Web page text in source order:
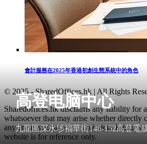
高登电脑中心
九龍區深水埗福華街146-152高登電
會計服務在2025年香港初創生態系統中的角色
© 2025 - SharedOffices.hk | All Rights
Sharedoffices.hk disclaims any liability for
whatsoever that may arise whether directly
any error, inaccuracy or omission.
website is for reference only.